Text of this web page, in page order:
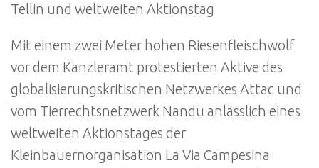
Tellin und weltweiten Aktionstag
Mit einem zwei Meter hohen Riesenfleischwolf
vor dem Kanzleramt protestierten Aktive des
globalisierungskritischen Netzwerkes Attac und
vom Tierrechtsnetzwerk Nandu anlässlich eines
weltweiten Aktionstages der
Kleinbauernorganisation La Via Campesina